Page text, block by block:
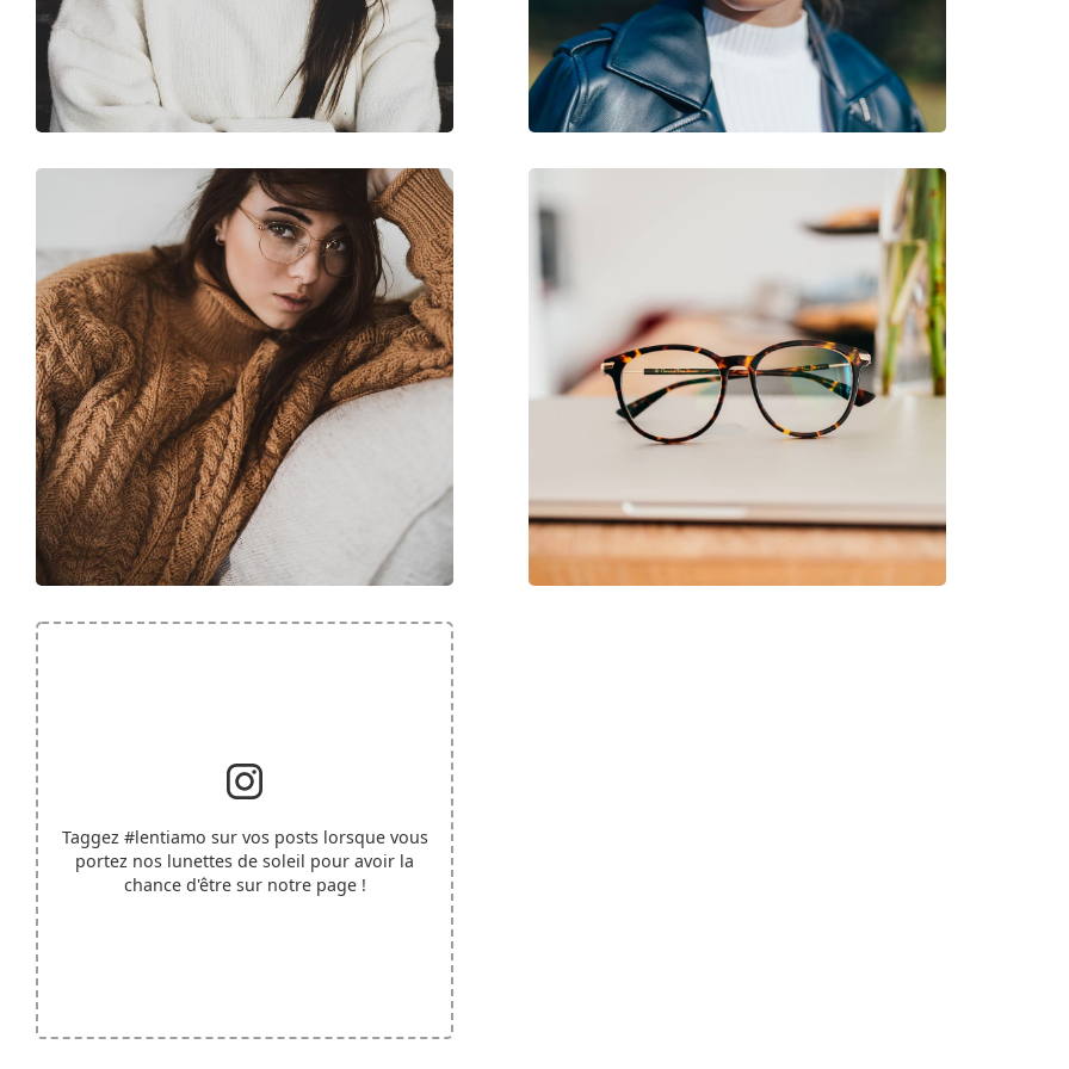
Catégorie:
Lunettes de vue
Marque:
Arnette
Code:
0AN6118 697 54
Taggez #lentiamo sur vos posts lorsque vous
portez nos lunettes de soleil pour avoir la
chance d'être sur notre page !